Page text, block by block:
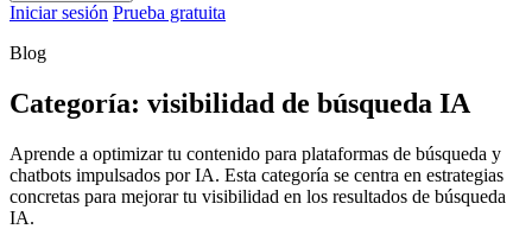
Iniciar sesión Prueba gratuita
Blog
Categoría: visibilidad de búsqueda IA
Aprende a optimizar tu contenido para plataformas de búsqueda y
chatbots impulsados por IA. Esta categoría se centra en estrategias
concretas para mejorar tu visibilidad en los resultados de búsqueda
IA.